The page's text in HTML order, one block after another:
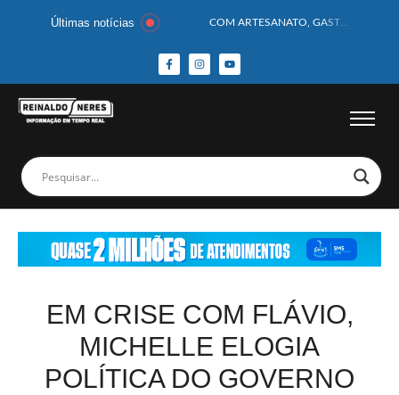
Últimas notícias
HOMEM CAI DE CACHOEIRA DE 40 METROS AO TENTAR FAZER FOTO
CORPOS DAS SEIS VÍTIMAS DE ACIDENTE COM LANCHA SÃO VELADOS; SAIBA COMO FOI
EM CRISE COM FLÁVIO,
MICHELLE ELOGIA
POLÍTICA DO GOVERNO